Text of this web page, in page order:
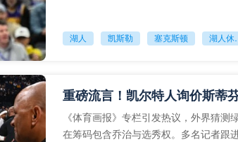
湖人 凯斯勒 塞克斯顿 湖
《体育画报》专栏引发热议，外界猜
在筹码包含乔治与选秀权。多名记者跟